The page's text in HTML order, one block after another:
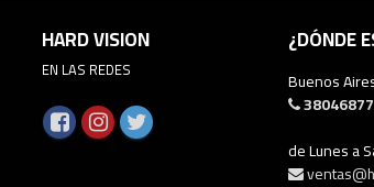
HARD VISION
EN LAS REDES
¿DÓNDE
Buenos
de Lunes a